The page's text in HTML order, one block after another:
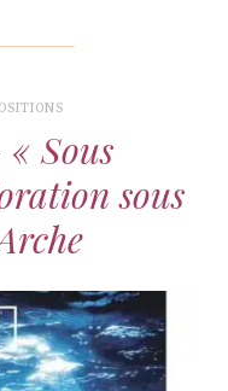
Sous
sous